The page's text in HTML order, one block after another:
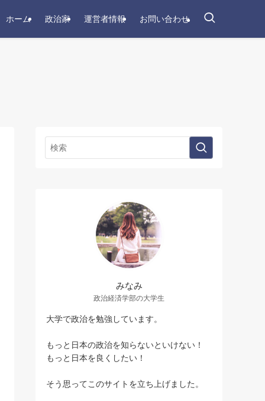
ホーム 政治家 運営者情報 お問い合わせ
みなみ
政治経済学部の大学生
大学で政治を勉強しています。
もっと日本の政治を知らないといけない！
もっと日本を良くしたい！
そう思ってこのサイトを立ち上げました。